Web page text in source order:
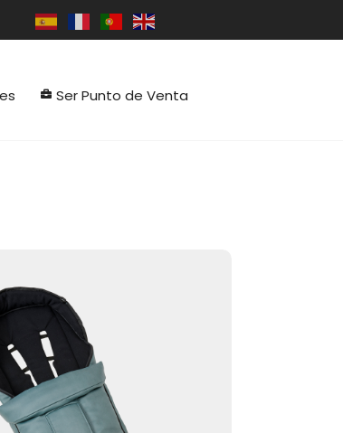
Ser Punto de Venta